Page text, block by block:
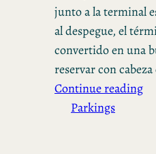
junto a la terminal
al despegue, el
convertido en una
reservar con
Continue reading
Parkings